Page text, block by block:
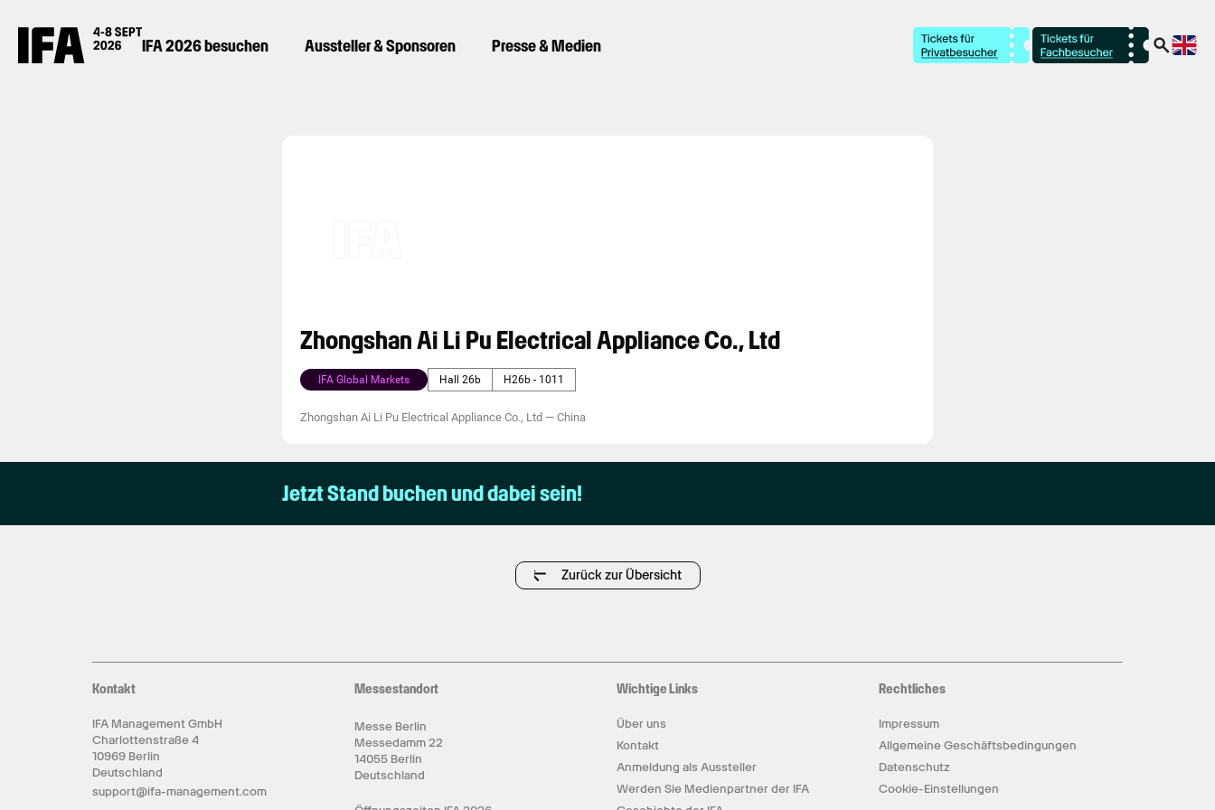
IFA 2026 besuchen Aussteller & Sponsoren Presse & Medien
Zhongshan Ai Li Pu Electrical Appliance Co., Ltd
IFA Global Markets Hall 26b H26b - 1011
Zhongshan Ai Li Pu Electrical Appliance Co., Ltd — China
Jetzt Stand buchen und dabei sein!
Zurück zur Übersicht
Kontakt
IFA Management GmbH
Charlottenstraße 4
10969 Berlin
Deutschland
support@ifa-management.com
Messestandort
Messe Berlin
Messedamm 22
14055 Berlin
Deutschland
Wichtige Links
Über uns
Kontakt
Anmeldung als Aussteller
Werden Sie Medienpartner der IFA
Rechtliches
Impressum
Allgemeine Geschäftsbedingungen
Datenschutz
Cookie-Einstellungen